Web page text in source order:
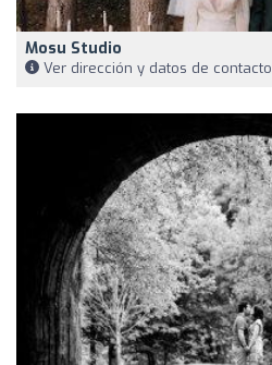
Mosu Studio
Ver dirección y datos de contacto